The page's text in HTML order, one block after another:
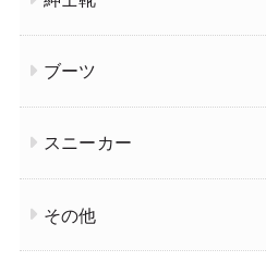
ブーツ
スニーカー
その他